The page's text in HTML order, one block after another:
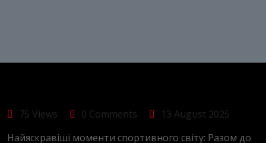
75 Views 0 Comments
13 August 2025
Найяскравіші моменти спортивного світу: Разом до